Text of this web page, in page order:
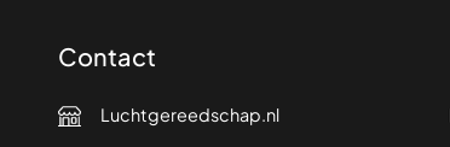
Contact
Luchtgereedschap.nl